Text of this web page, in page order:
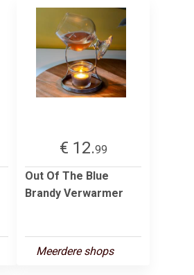
€ 12.99
Out Of The Blue
Brandy Verwarmer
Meerdere shops